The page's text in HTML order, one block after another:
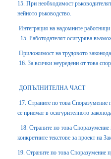
15. При необходимост
нейното ръководство.
Интеграция на надомните работници
15. Работодателят осигурява
Приложимост на трудовото
16. За всички неуредени от това
ДОПЪЛНИТЕЛНА ЧАСТ
17. Страните по това Споразумение
се приемат в осигурителното
18. Страните по това
конкретните текстове за проект на
19. Страните по това Споразумение